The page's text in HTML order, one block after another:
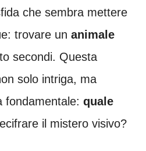
che sembra mettere
trovare un animale
secondi. Questa
solo intriga, ma
fondamentale: quale
il mistero visivo?